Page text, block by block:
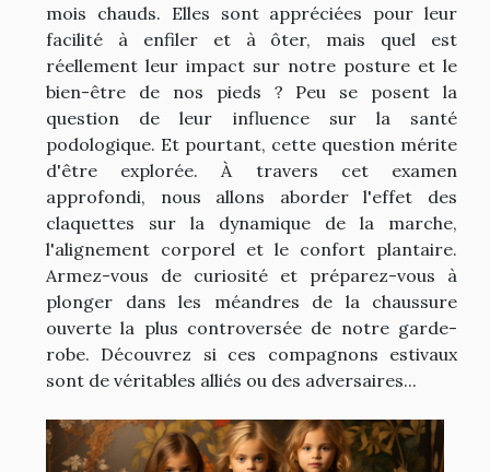
mois chauds. Elles sont appréciées pour leur
facilité à enfiler et à ôter, mais quel est
réellement leur impact sur notre posture et le
bien-être de nos pieds ? Peu se posent la
question de leur influence sur la santé
podologique. Et pourtant, cette question mérite
d'être explorée. À travers cet examen
approfondi, nous allons aborder l'effet des
claquettes sur la dynamique de la marche,
l'alignement corporel et le confort plantaire.
Armez-vous de curiosité et préparez-vous à
plonger dans les méandres de la chaussure
ouverte la plus controversée de notre garde-
robe. Découvrez si ces compagnons estivaux
sont de véritables alliés ou des adversaires...